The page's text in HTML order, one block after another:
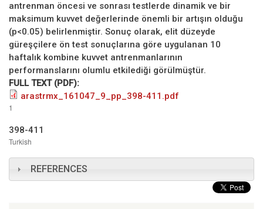
antrenman öncesi ve sonrası testlerde dinamik ve bir
maksimum kuvvet değerlerinde önemli bir artışın olduğu
(p<0.05) belirlenmiştir. Sonuç olarak, elit düzeyde
güreşçilere ön test sonuçlarına göre uygulanan 10
haftalık kombine kuvvet antrenmanlarının
performanslarını olumlu etkilediği görülmüştür.
FULL TEXT (PDF):
arastrmx_161047_9_pp_398-411.pdf
1
398-411
Turkish
REFERENCES